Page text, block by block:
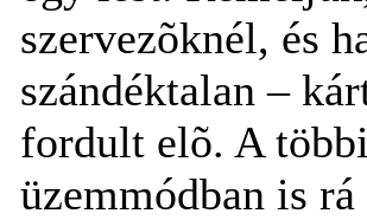
szervezõknél, és
szándéktalan –
fordult elõ. A
üzemmódban is